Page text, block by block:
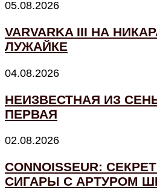
05.08.2026
VARVARKA III НА
ЛУЖАЙКЕ
04.08.2026
НЕИЗВЕСТНАЯ ИЗ
ПЕРВАЯ
02.08.2026
CONNOISSEUR:
СИГАРЫ С АРТУРОМ